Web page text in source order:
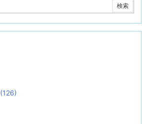
(126)